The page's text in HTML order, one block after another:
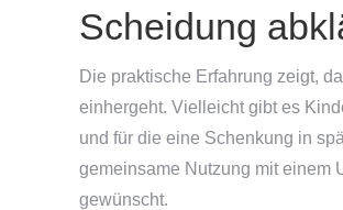
Scheidung
Die praktische Erfahrung zeigt,
einhergeht. Vielleicht gibt es
und für die eine Schenkung in
gemeinsame Nutzung mit einem
gewünscht.